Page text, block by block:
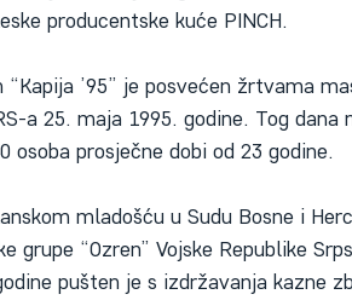
producentske kuće PINCH.
’95” je posvećen žrtvama
a 25. maja 1995. godine. Tog dana
osoba prosječne dobi od 23 godine.
mladošću u Sudu Bosne i
grupe “Ozren” Vojske Republike
pušten je s izdržavanja kazne